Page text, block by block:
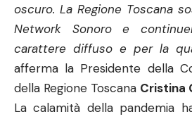
oscuro. La Regione Toscana
Network Sonoro e
carattere diffuso e per la
afferma la Presidente della
della Regione Toscana Cristina
La calamità della pandemia